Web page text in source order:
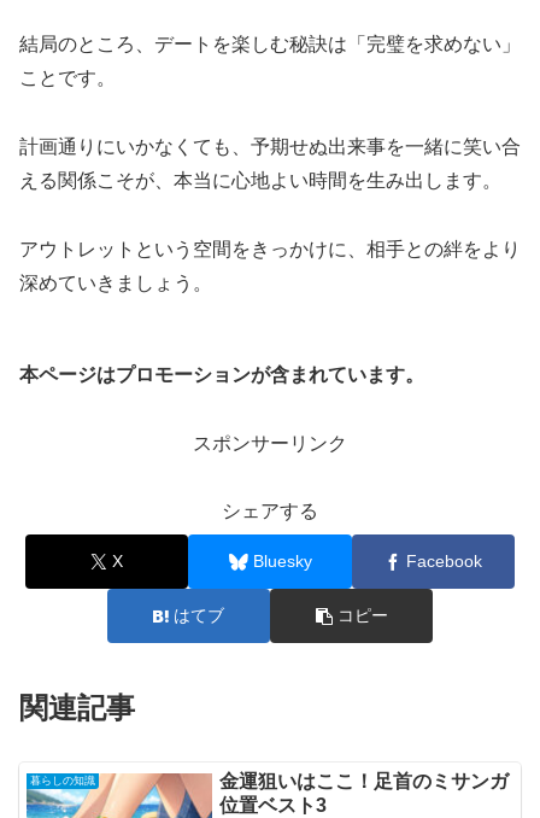
結局のところ、デートを楽しむ秘訣は「完璧を求めない」
ことです。
計画通りにいかなくても、予期せぬ出来事を一緒に笑い合
える関係こそが、本当に心地よい時間を生み出します。
アウトレットという空間をきっかけに、相手との絆をより
深めていきましょう。
本ページはプロモーションが含まれています。
スポンサーリンク
シェアする
X Bluesky Facebook
はてブ コピー
関連記事
暮らしの知識
金運狙いはここ！足首のミサンガ
位置ベスト3